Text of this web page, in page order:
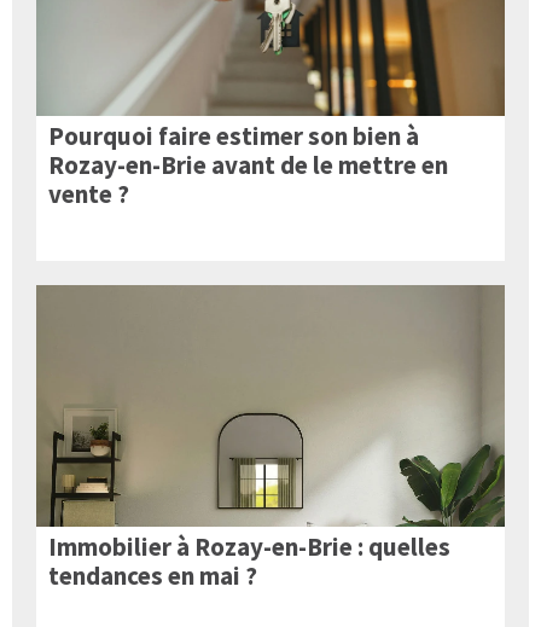
Pourquoi faire estimer son bien à
Rozay-en-Brie avant de le mettre en
vente ?
Immobilier à Rozay-en-Brie : quelles
tendances en mai ?